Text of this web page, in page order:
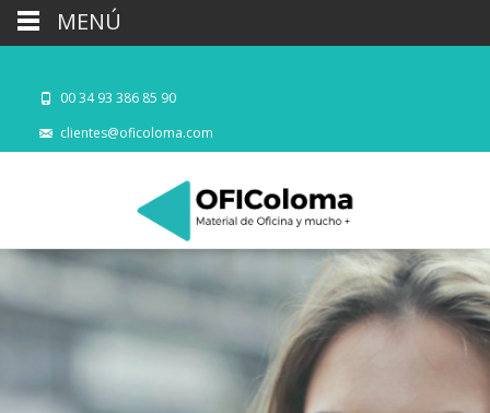
00 34 93 386 85 90
clientes@oficoloma.com
MENÚ